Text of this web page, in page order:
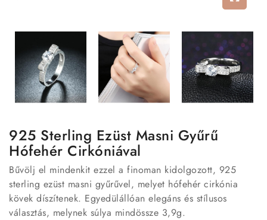
925 Sterling Ezüst Masni Gyűrű
Hófehér Cirkóniával
Bűvölj el mindenkit ezzel a finoman kidolgozott, 925
sterling ezüst masni gyűrűvel, melyet hófehér cirkónia
kövek díszítenek. Egyedülállóan elegáns és stílusos
választás, melynek súlya mindössze 3,9g.